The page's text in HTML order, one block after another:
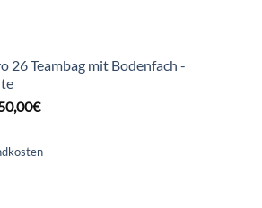
26 Teambag mit Bodenfach -
€